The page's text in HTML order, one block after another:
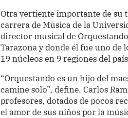
Otra vertiente importante de su
carrera de Música de la
director musical de
Tarazona y donde él fue uno de
19 núcleos en 9 regiones del
“Orquestando es un hijo del
camine solo”, define. Carlos
profesores, dotados de pocos
el amor de sus niños por la